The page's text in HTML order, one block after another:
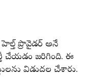
ప్రొవైడర్ అనే
చేయడం జరిగింది. ఈ
విడుదల చేశారు.